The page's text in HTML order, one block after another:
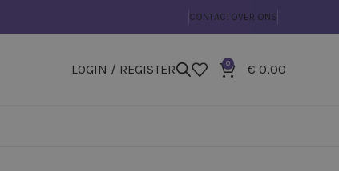
CONTACTOVER ONS
LOGIN / REGISTER 0 € 0,00